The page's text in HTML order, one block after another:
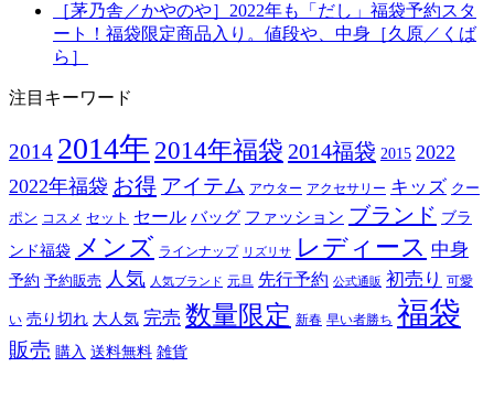
［茅乃舎／かやのや］2022年も「だし」福袋予約スタ
ート！福袋限定商品入り。値段や、中身［久原／くば
ら］
注目キーワード
2014 2014年 2014年福袋 2014福袋 2015 2022
2022年福袋 お得 アイテム アウター アクセサリー キッズ クー
ポン コスメ セット セール バッグ ファッション ブランド ブラ
ンド福袋 メンズ ラインナップ リズリサ レディース 中身
予約 予約販売 人気 人気ブランド 元旦 先行予約 公式通販 初売り 可愛
い 売り切れ 大人気 完売 数量限定 新春 早い者勝ち 福袋
販売 購入 送料無料 雑貨